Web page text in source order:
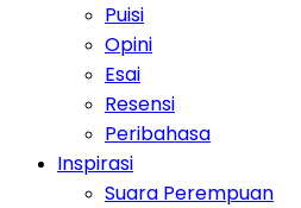
Puisi
Opini
Esai
Resensi
Peribahasa
Inspirasi
Suara Perempuan